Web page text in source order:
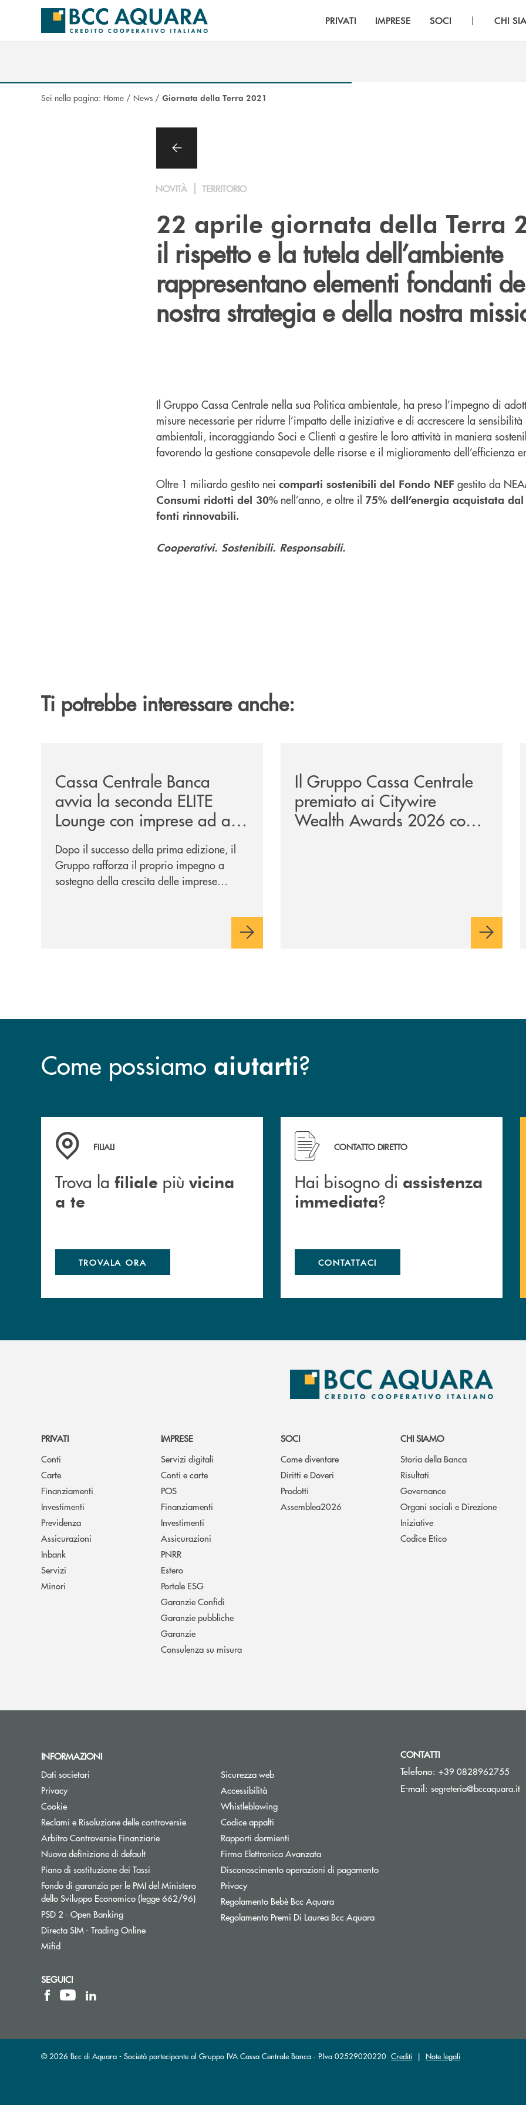
Salta al contenuto principale
PRIVATI IMPRESE SOCI | CHI
Sei nella pagina: Home / News / Giornata della Terra 2021
NOVITÀ TERRITORIO
22 aprile giornata della Terra
il rispetto e la tutela dell’ambiente
rappresentano elementi fondanti
nostra strategia e della nostra
Il Gruppo Cassa Centrale nella sua Politica ambientale, ha preso l’impegno di
misure necessarie per ridurre l’impatto delle iniziative e di accrescere la sensibilità
ambientali, incoraggiando Soci e Clienti a gestire le loro attività in maniera
favorendo la gestione consapevole delle risorse e il miglioramento dell’efficienza
Oltre 1 miliardo gestito nei comparti sostenibili del Fondo NEF gestito da
Consumi ridotti del 30% nell’anno, e oltre il 75% dell’energia acquistata
fonti rinnovabili.
Cooperativi. Sostenibili. Responsabili.
Ti potrebbe interessare anche:
Cassa Centrale Banca
avvia la seconda ELITE
Lounge con imprese ad alto
potenziale
Dopo il successo della prima edizione, il
Gruppo rafforza il proprio impegno a
sostegno della crescita delle imprese
Il Gruppo Cassa Centrale
premiato ai Citywire
Wealth Awards 2026 come
Come possiamo aiutarti?
Trova la filiale più vicina a te
FILIALI
Trova la filiale più vicina
a te
TROVALA ORA
Hai bisogno di assistenza immediata ?
CONTATTO DIRETTO
Hai bisogno di assistenza
immediata?
CONTATTACI
PRIVATI
Conti
Carte
Finanziamenti
Investimenti
Previdenza
Assicurazioni
Inbank
Servizi
Minori
IMPRESE
Servizi digitali
Conti e carte
POS
Finanziamenti
Investimenti
Assicurazioni
PNRR
Estero
Portale ESG
Garanzie Confidi
Garanzie pubbliche
Garanzie
Consulenza su misura
SOCI
Come diventare
Diritti e Doveri
Prodotti
Assemblea2026
CHI SIAMO
Storia della Banca
Risultati
Governance
Organi sociali e Direzione
Iniziative
Codice Etico
INFORMAZIONI
Dati societari
Privacy
Cookie
Reclami e Risoluzione delle controversie
Arbitro Controversie FinanziarieApre una nuova finestra
Nuova definizione di default
Piano di sostituzione dei Tassi Apre una nuova finestra
Fondo di garanzia per le PMI del Ministero
dello Sviluppo Economico (legge 662/96)Apre una nuova finestra
PSD 2 - Open BankingApre una nuova finestra
Directa SIM - Trading OnlineApre una nuova finestra
Mifid
Sicurezza web
Accessibilità
Whistleblowing
Codice appalti
Rapporti dormienti
Firma Elettronica Avanzata
Disconoscimento operazioni di pagamento
Privacy
Regolamento Bebè Bcc Aquara
Regolamento Premi Di Laurea Bcc Aquara
CONTATTI
Telefono: +39 0828962755
E-mail: segreteria@bccaquara.it
SEGUICI
© 2026 Bcc di Aquara - Società partecipante al Gruppo IVA Cassa Centrale Banca · P.Iva 02529020220 Crediti | Note legali